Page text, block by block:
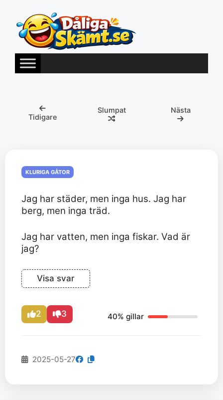
innehåll
Tidigare
Slumpat Nästa
KLURIGA GÅTOR
Jag har städer, men inga hus. Jag har
berg, men inga träd.
Jag har vatten, men inga fiskar. Vad är
jag?
Visa svar
2 3 40% gillar
2025-05-27